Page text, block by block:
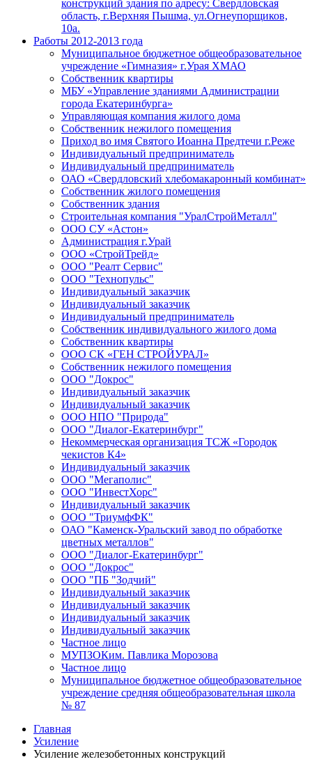
конструкций здания по адресу: Свердловская
область, г.Верхняя Пышма, ул.Огнеупорщиков,
10а.
Работы 2012-2013 года
Муниципальное бюджетное общеобразовательное
учреждение «Гимназия» г.Урая ХМАО
Собственник квартиры
МБУ «Управление зданиями Администрации
города Екатеринбурга»
Управляющая компания жилого дома
Собственник нежилого помещения
Приход во имя Святого Иоанна Предтечи г.Реже
Индивидуальный предприниматель
Индивидуальный предприниматель
ОАО «Свердловский хлебомакаронный комбинат»
Собственник жилого помещения
Собственник здания
Строительная компания "УралСтройМеталл"
ООО СУ «Астон»
Администрация г.Урай
ООО «СтройТрейд»
ООО "Реалт Сервис"
ООО "Технопульс"
Индивидуальный заказчик
Индивидуальный заказчик
Индивидуальный предприниматель
Собственник индивидуального жилого дома
Собственник квартиры
ООО СК «ГЕН СТРОЙУРАЛ»
Собственник нежилого помещения
ООО "Докрос"
Индивидуальный заказчик
Индивидуальный заказчик
ООО НПО "Природа"
ООО "Диалог-Екатеринбург"
Некоммерческая организация ТСЖ «Городок
чекистов К4»
Индивидуальный заказчик
ООО "Мегаполис"
ООО "ИнвестХорс"
Индивидуальный заказчик
ООО "ТриумфФК"
ОАО "Каменск-Уральский завод по обработке
цветных металлов"
ООО "Диалог-Екатеринбург"
ООО "Докрос"
ООО "ПБ "Зодчий"
Индивидуальный заказчик
Индивидуальный заказчик
Индивидуальный заказчик
Индивидуальный заказчик
Частное лицо
МУПЗОКим. Павлика Морозова
Частное лицо
Муниципальное бюджетное общеобразовательное
учреждение средняя общеобразовательная школа
№ 87
Главная
Усиление
Усиление железобетонных конструкций